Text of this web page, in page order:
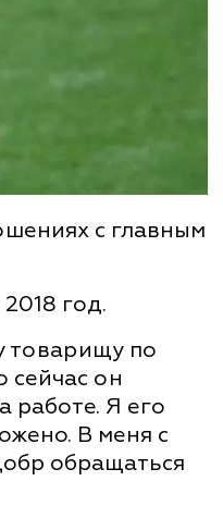
с главным
год.
товарищу по
сейчас он
работе. Я его
В меня с
обращаться